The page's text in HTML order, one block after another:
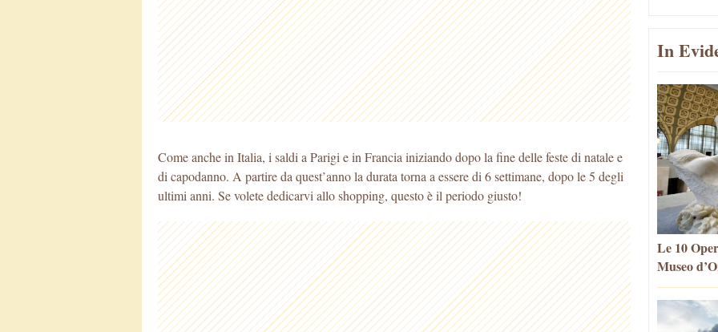
Come anche in Italia, i saldi a Parigi e in Francia iniziando dopo la fine delle feste di natale e
di capodanno. A partire da quest’anno la durata torna a essere di 6 settimane, dopo le 5 degli
ultimi anni. Se volete dedicarvi allo shopping, questo è il periodo giusto!
In
Le 10
Museo